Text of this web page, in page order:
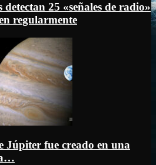
detectan 25 «señales de radio»
regularmente
Júpiter fue creado en una